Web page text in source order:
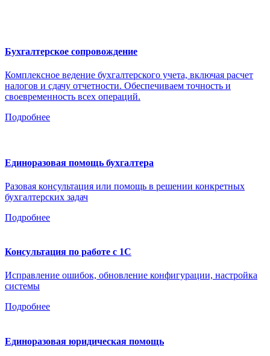
Бухгалтерское сопровождение
Комплексное ведение бухгалтерского учета, включая расчет
налогов и сдачу отчетности. Обеспечиваем точность и
своевременность всех операций.
Подробнее
Единоразовая помощь бухгалтера
Разовая консультация или помощь в решении конкретных
бухгалтерских задач
Подробнее
Консультация по работе с 1С
Исправление ошибок, обновление конфигурации, настройка
системы
Подробнее
Единоразовая юридическая помощь